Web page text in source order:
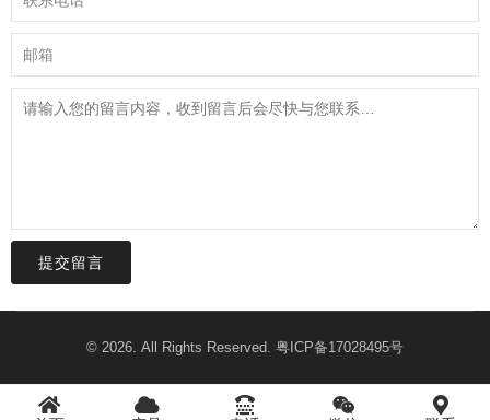
提交留言
© 2026. All Rights Reserved. 粤ICP备17028495号